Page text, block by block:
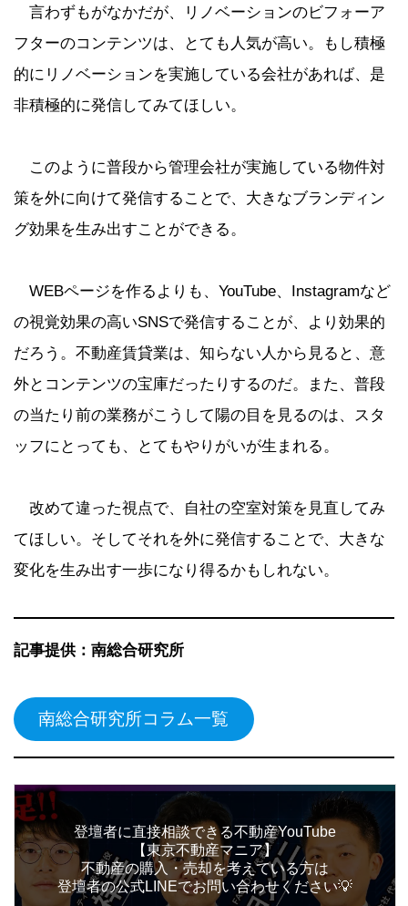
言わずもがなかだが、リノベーションのビフォーア
フターのコンテンツは、とても人気が高い。もし積極
的にリノベーションを実施している会社があれば、是
非積極的に発信してみてほしい。
このように普段から管理会社が実施している物件対
策を外に向けて発信することで、大きなブランディン
グ効果を生み出すことができる。
WEBページを作るよりも、YouTube、Instagramなど
の視覚効果の高いSNSで発信することが、より効果的
だろう。不動産賃貸業は、知らない人から見ると、意
外とコンテンツの宝庫だったりするのだ。また、普段
の当たり前の業務がこうして陽の目を見るのは、スタ
ッフにとっても、とてもやりがいが生まれる。
改めて違った視点で、自社の空室対策を見直してみ
てほしい。そしてそれを外に発信することで、大きな
変化を生み出す一歩になり得るかもしれない。
記事提供：南総合研究所
南総合研究所コラム一覧
登壇者に直接相談できる不動産YouTube
【東京不動産マニア】
不動産の購入・売却を考えている方は
登壇者の公式LINEでお問い合わせください💡